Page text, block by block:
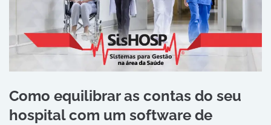
Como equilibrar as contas do seu
hospital com um software de